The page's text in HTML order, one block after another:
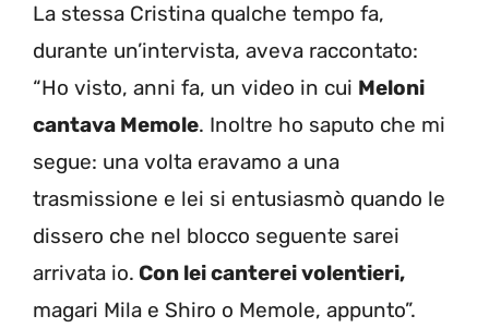
La stessa Cristina qualche tempo fa,
durante un’intervista, aveva raccontato:
“Ho visto, anni fa, un video in cui Meloni
cantava Memole. Inoltre ho saputo che mi
segue: una volta eravamo a una
trasmissione e lei si entusiasmò quando le
dissero che nel blocco seguente sarei
arrivata io. Con lei canterei volentieri,
magari Mila e Shiro o Memole, appunto”.